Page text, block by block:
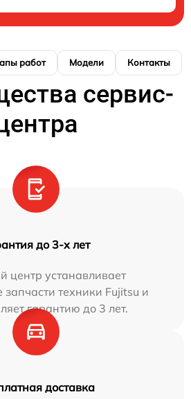
работ Модели Контакты
сервис-
до 3-х лет
центр устанавливает
техники Fujitsu и
гарантию до 3 лет.
доставка